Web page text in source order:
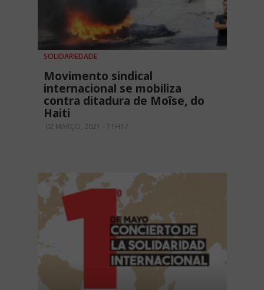
SOLIDARIEDADE
Movimento sindical
internacional se mobiliza
contra ditadura de Moîse, do
Haiti
02 MARÇO, 2021 - 11H17